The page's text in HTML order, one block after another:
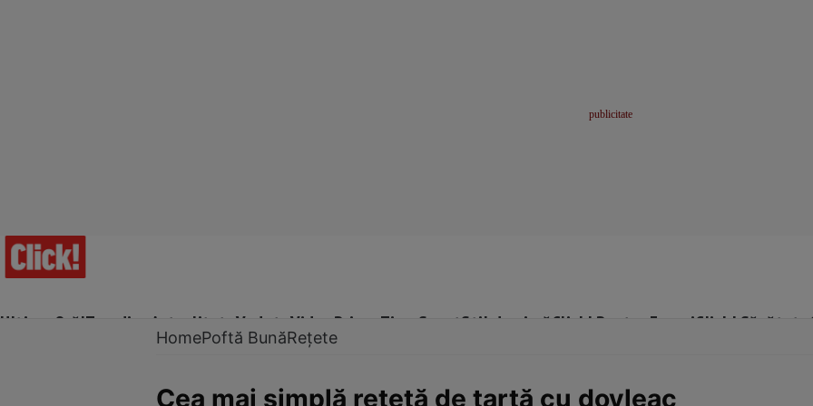
Ultima Oră!Trending Actualitate Vedete Video Prime Time SportStil de viațăClick! Pentru FemeiClick! Sănătate
HomePoftă BunăRețete
Cea mai simplă reţetă de tartă cu dovleac